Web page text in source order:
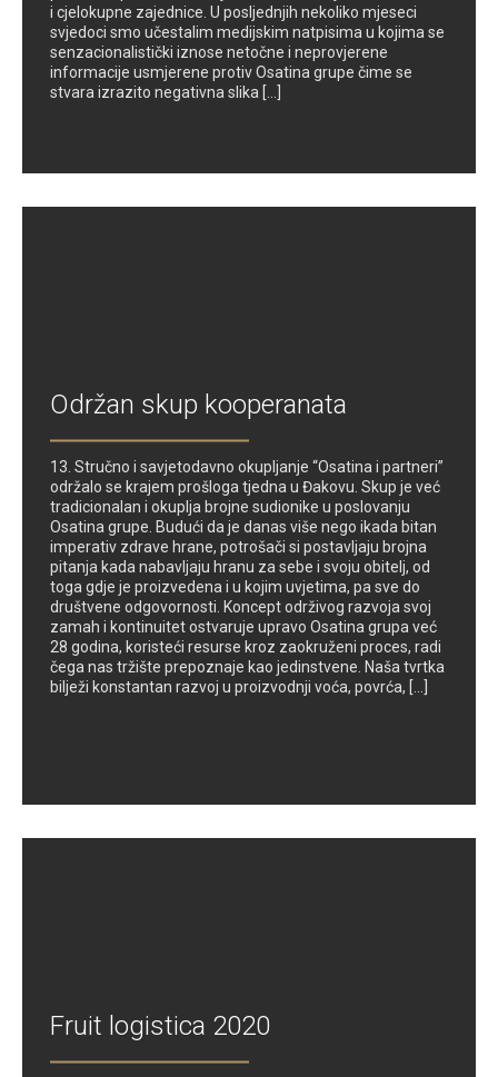
i cjelokupne zajednice. U posljednjih nekoliko mjeseci
svjedoci smo učestalim medijskim natpisima u kojima se
senzacionalistički iznose netočne i neprovjerene
informacije usmjerene protiv Osatina grupe čime se
stvara izrazito negativna slika [...]
Održan skup kooperanata
13. Stručno i savjetodavno okupljanje “Osatina i partneri”
održalo se krajem prošloga tjedna u Đakovu. Skup je već
tradicionalan i okuplja brojne sudionike u poslovanju
Osatina grupe. Budući da je danas više nego ikada bitan
imperativ zdrave hrane, potrošači si postavljaju brojna
pitanja kada nabavljaju hranu za sebe i svoju obitelj, od
toga gdje je proizvedena i u kojim uvjetima, pa sve do
društvene odgovornosti. Koncept održivog razvoja svoj
zamah i kontinuitet ostvaruje upravo Osatina grupa već
28 godina, koristeći resurse kroz zaokruženi proces, radi
čega nas tržište prepoznaje kao jedinstvene. Naša tvrtka
bilježi konstantan razvoj u proizvodnji voća, povrća, [...]
Fruit logistica 2020